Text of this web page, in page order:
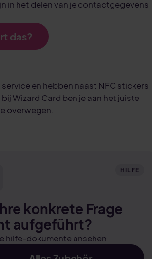
in het delen van je contactgegevens
das?
en hebben naast NFC stickers
Wizard Card ben je aan het juiste
overwegen.
HILFE
konkrete Frage
aufgeführt?
hilfe-dokumente ansehen